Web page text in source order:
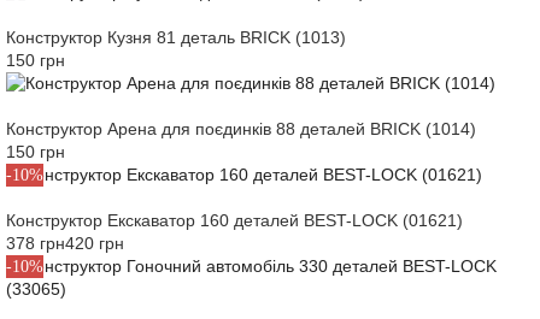
Конструктор Кузня 81 деталь BRICK (1013)
150 грн
Конструктор Арена для поєдинків 88 деталей BRICK (1014)
150 грн
-10%
Конструктор Екскаватор 160 деталей BEST-LOCK (01621)
378 грн420 грн
-10%